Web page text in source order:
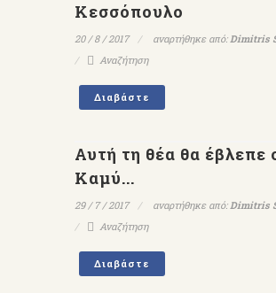
Κεσσόπουλο
20 / 8 / 2017 αναρτήθηκε από:Dimitris
Αναζήτηση
Διαβάστε
Αυτή τη θέα θα έβλεπε
Καμύ...
29 / 7 / 2017 αναρτήθηκε από:Dimitris
Αναζήτηση
Διαβάστε